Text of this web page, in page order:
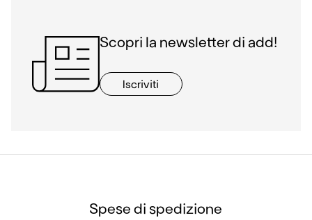
Scopri la newsletter di add!
Iscriviti
Spese di spedizione